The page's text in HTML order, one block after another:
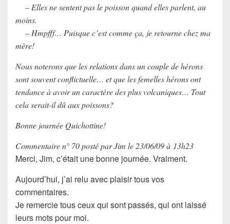
– Elles ne sentent pas le poisson quand elles parlent, au
moins.
– Hmpfff… Puisque c’est comme ça, je retourne chez ma
mère!
Nous noterons que les relations dans un couple de hérons
sont souvent conflictuelle… et que les femelles hérons ont
tendance à avoir un caractère des plus volcaniques… Tout
cela serait-il dû aux poissons?
Bonne journée Quichottine!
Commentaire n° 70 posté par Jim le 23/06/09 à 13h23
Merci, Jim, c’était une bonne journée. Vraiment.
Aujourd’hui, j’ai relu avec plaisir tous vos
commentaires.
Je remercie tous ceux qui sont passés, qui ont laissé
leurs mots pour moi.